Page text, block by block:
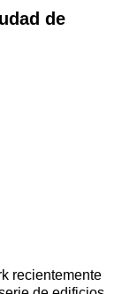
de
recientemente